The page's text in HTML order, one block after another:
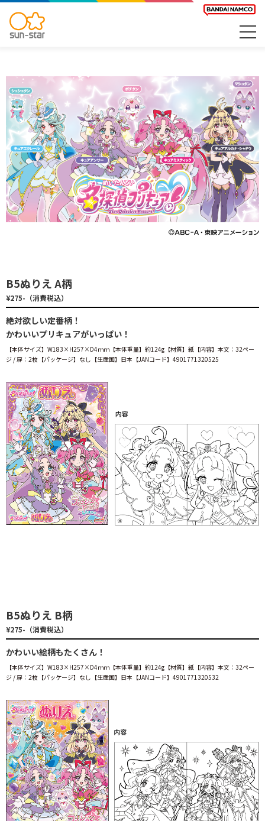
B5ぬりえ A柄
¥275-（消費税込）
絶対欲しい定番柄！
かわいいプリキュアがいっぱい！
【本体サイズ】W183×H257×D4ｍｍ【本体重量】約124g【材質】紙【内容】本文：32ペー
ジ / 扉：2枚【パッケージ】なし【生産国】日本【JANコード】4901771320525
B5ぬりえ B柄
¥275-（消費税込）
かわいい絵柄もたくさん！
【本体サイズ】W183×H257×D4ｍｍ【本体重量】約124g【材質】紙【内容】本文：32ペー
ジ / 扉：2枚【パッケージ】なし【生産国】日本【JANコード】4901771320532